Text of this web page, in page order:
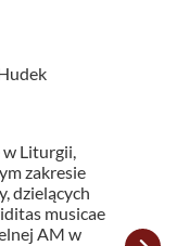
Liturgii,
zakresie
dzielących
musicae
AM w